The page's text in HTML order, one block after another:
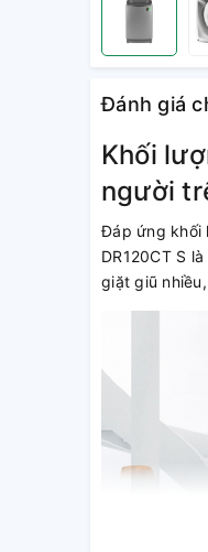
Đánh giá
Khối
người
Đáp ứng khối
DR120CT S
giặt giũ